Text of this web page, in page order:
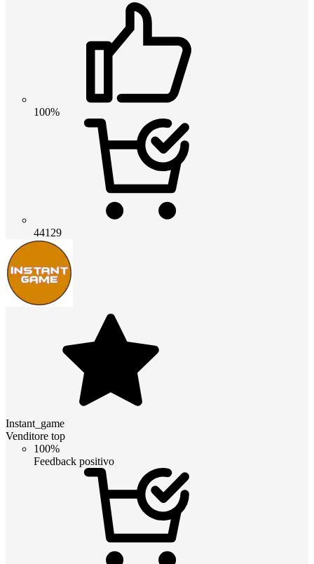
100%
44129
Instant_game
Venditore top
100%
Feedback positivo